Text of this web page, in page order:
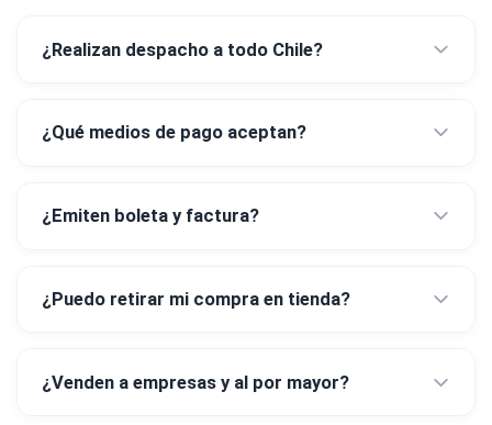
¿Realizan despacho a todo Chile?
¿Qué medios de pago aceptan?
¿Emiten boleta y factura?
¿Puedo retirar mi compra en tienda?
¿Venden a empresas y al por mayor?